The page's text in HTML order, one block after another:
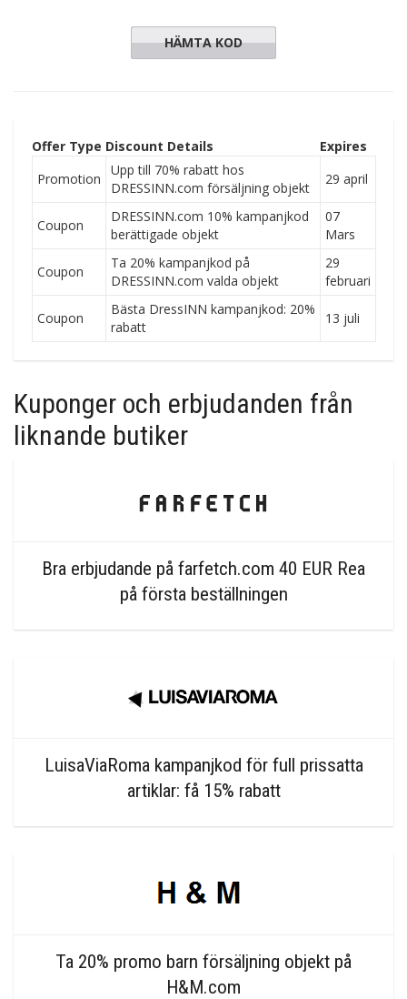
PUMA20%
HÄMTA KOD
Offer Type Discount Details
Expires
Promotion
Upp till 70% rabatt hos
DRESSINN.com försäljning objekt
29 april
Coupon
DRESSINN.com 10% kampanjkod
berättigade objekt
07
Mars
Coupon
Ta 20% kampanjkod på
DRESSINN.com valda objekt
29
februari
Coupon
Bästa DressINN kampanjkod: 20%
rabatt
13 juli
Kuponger och erbjudanden från
liknande butiker
Bra erbjudande på farfetch.com 40 EUR Rea
på första beställningen
LuisaViaRoma kampanjkod för full prissatta
artiklar: få 15% rabatt
Ta 20% promo barn försäljning objekt på
H&M.com